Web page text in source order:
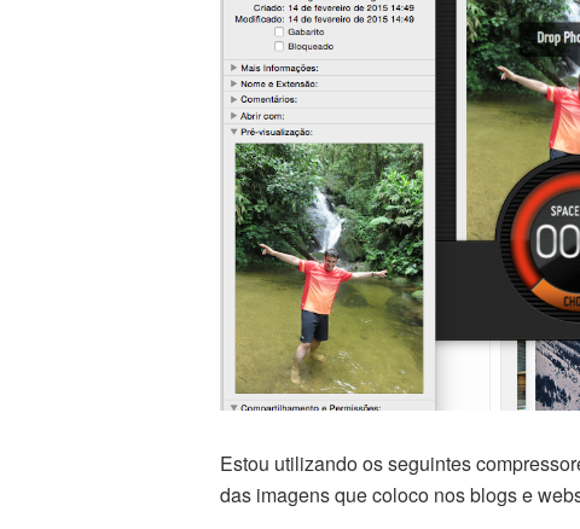
Estou utilizando os seguintes
das imagens que coloco nos blogs e